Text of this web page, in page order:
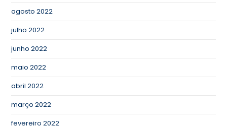
agosto 2022
julho 2022
junho 2022
maio 2022
abril 2022
março 2022
fevereiro 2022